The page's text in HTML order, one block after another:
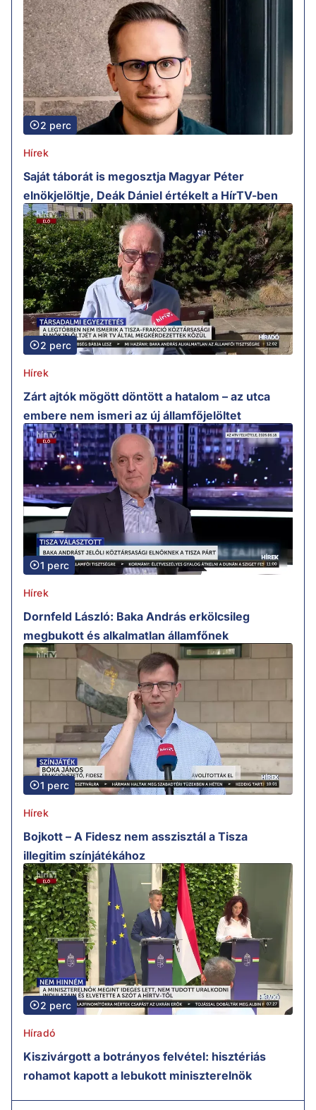
2 perc
Hírek
Saját táborát is megosztja Magyar Péter
elnökjelöltje, Deák Dániel értékelt a HírTV-ben
2 perc
Hírek
Zárt ajtók mögött döntött a hatalom – az utca
embere nem ismeri az új államfőjelöltet
1 perc
Hírek
Dornfeld László: Baka András erkölcsileg
megbukott és alkalmatlan államfőnek
1 perc
Hírek
Bojkott – A Fidesz nem asszisztál a Tisza
illegitim színjátékához
2 perc
Híradó
Kiszivárgott a botrányos felvétel: hisztériás
rohamot kapott a lebukott miniszterelnök